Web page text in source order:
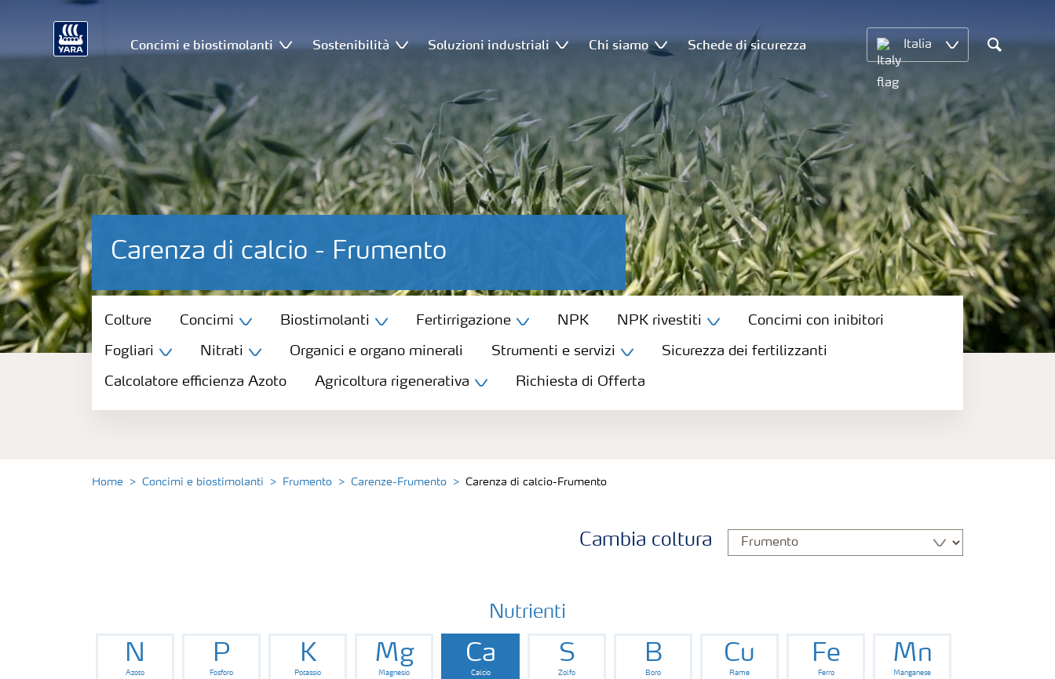
Concimi e biostimolanti Sostenibilità Soluzioni industriali Chi siamo Schede di sicurezza Italia
Carenza di calcio - Frumento
Colture
Fogliari
Colture Concimi Biostimolanti Fertirrigazione NPK NPK rivestiti Concimi con inibitori
Fogliari Nitrati Organici e organo minerali Strumenti e servizi Sicurezza dei fertilizzanti
Calcolatore efficienza Azoto Agricoltura rigenerativa Richiesta di Offerta
Home Concimi e biostimolanti Frumento Carenze-Frumento Carenza di calcio-Frumento
Cambia coltura
Nutrienti
N
Azoto
P
Fosforo
K
Potassio
Mg
Magnesio
Ca
Calcio
S
Zolfo
B
Boro
Cu
Rame
Fe
Ferro
Mn
Manganese